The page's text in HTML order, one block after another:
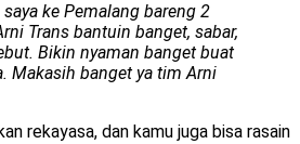
ke Pemalang bareng 2
Trans bantuin banget, sabar,
Bikin nyaman banget buat
Makasih banget ya tim Arni
rekayasa, dan kamu juga bisa rasain